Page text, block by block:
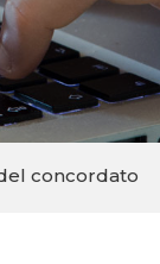
concordato